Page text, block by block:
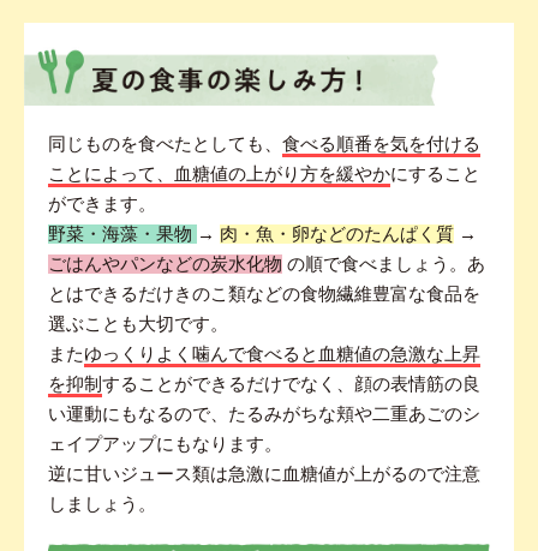
同じものを食べたとしても、 食べる順番を気を付ける
ことによって、血糖値の上がり方を緩やかにすること
ができます。
野菜・海藻・果物 → 肉・魚・卵などのたんぱく質 →
ごはんやパンなどの炭水化物 の順で食べましょう。あ
とはできるだけきのこ類などの食物繊維豊富な食品を
選ぶことも大切です。
またゆっくりよく噛んで食べると血糖値の急激な上昇
を抑制 することができるだけでなく、顔の表情筋の良
い運動にもなるので、たるみがちな頬や二重あごのシ
ェイプアップにもなります。
逆に甘いジュース類は急激に血糖値が上がるので注意
しましょう。